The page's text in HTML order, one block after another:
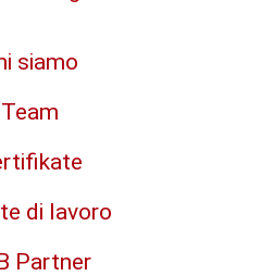
siamo
Team
di lavoro
Partner